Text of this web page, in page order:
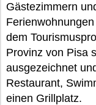
Gästezimmern
dem
Provinz von Pisa
ausgezeichnet
Restaurant,
einen Grillplatz.